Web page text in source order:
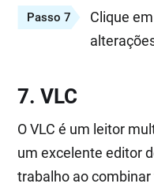
Passo 7
Clique
7. VLC
O VLC é um leitor
um excelente editor
trabalho ao